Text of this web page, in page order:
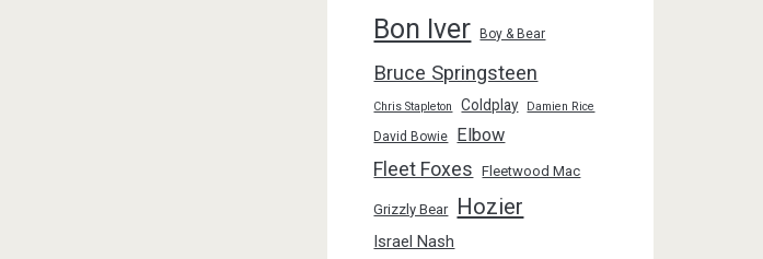
Bon Iver Boy & Bear
Bruce Springsteen
Chris Stapleton Coldplay Damien Rice
David Bowie Elbow
Fleet Foxes Fleetwood Mac
Grizzly Bear Hozier
Israel Nash